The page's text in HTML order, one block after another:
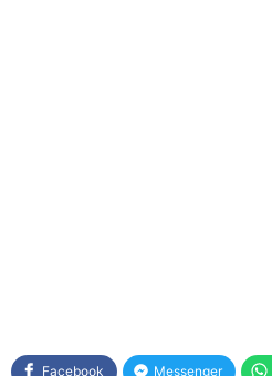
Facebook Messenger